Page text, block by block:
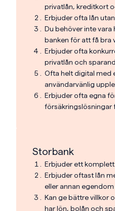
privatlån, kreditkort
Erbjuder ofta lån
Du behöver inte
banken för att få bra
Erbjuder ofta
privatlån och
Ofta helt digital med
användarvänlig
Erbjuder ofta egna
försäkringslösningar
Storbank
Erbjuder ett
Erbjuder oftast lån
eller annan egendom
Kan ge bättre villkor
har lön, bolån och